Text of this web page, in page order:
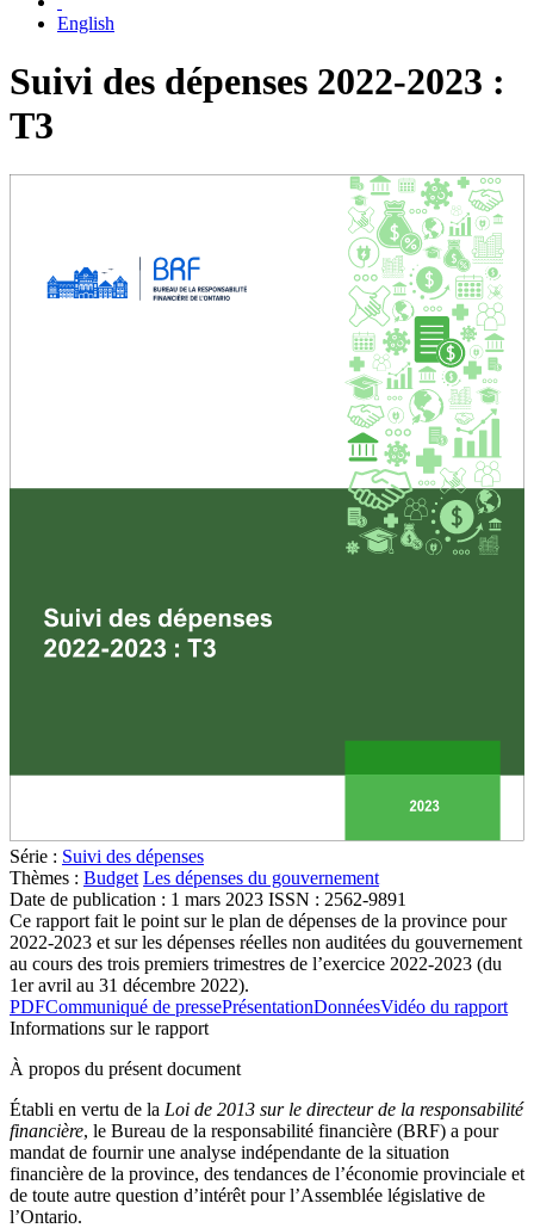
English
Suivi des dépenses 2022-2023 :
T3
Série : Suivi des dépenses
Thèmes : Budget Les dépenses du gouvernement
Date de publication : 1 mars 2023 ISSN : 2562-9891
Ce rapport fait le point sur le plan de dépenses de la province pour
2022-2023 et sur les dépenses réelles non auditées du gouvernement
au cours des trois premiers trimestres de l’exercice 2022-2023 (du
1er avril au 31 décembre 2022).
PDFCommuniqué de pressePrésentationDonnéesVidéo du rapport
Informations sur le rapport
À propos du présent document
Établi en vertu de la Loi de 2013 sur le directeur de la responsabilité
financière, le Bureau de la responsabilité financière (BRF) a pour
mandat de fournir une analyse indépendante de la situation
financière de la province, des tendances de l’économie provinciale et
de toute autre question d’intérêt pour l’Assemblée législative de
l’Ontario.